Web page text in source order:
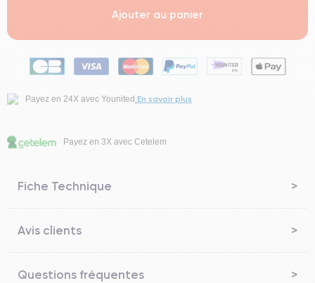
Ajouter au panier
Payez en 24X avec Younited En savoir plus
Payez en 3X avec Cetelem
Fiche Technique
Avis clients
Questions fréquentes